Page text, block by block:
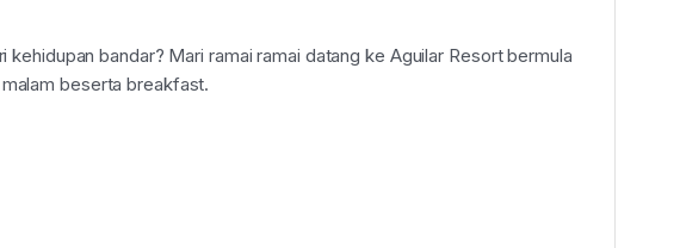
kehidupan bandar? Mari ramai ramai datang ke Aguilar Resort bermula
beserta breakfast.